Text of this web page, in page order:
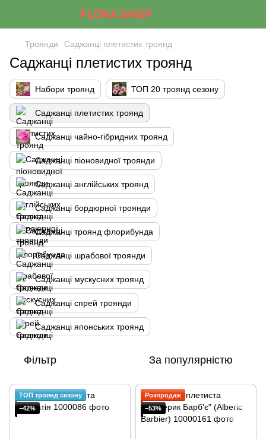
Троянди Саджанці плетистих троянд
Саджанці плетистих троянд
Набори троянд ТОП 20 троянд сезону
Саджанці плетистих троянд
Саджанці чайно-гібридних троянд
Саджанці піоновидної троянди
Саджанці англійських троянд
Саджанці бордюрної троянди
Саджанці троянд флорибунда
Саджанці шрабової троянди
Саджанці мускусних троянд
Саджанці спрей троянди
Саджанці японських троянд
Фільтр За популярністю
ТОП троянд сезону
−42%
Розпродаж
−53%